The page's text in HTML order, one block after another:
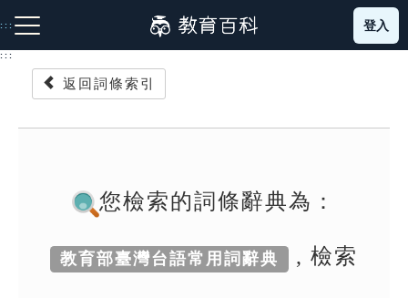
到
主
::: 登入
:::
返回詞條索引
您檢索的詞條辭典為：
教育部臺灣台語常用詞辭典 , 檢索